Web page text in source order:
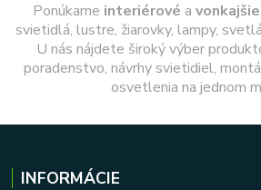
Ponúkame interiérové a vonkajšie
svietidlá, lustre, žiarovky, lampy,
U nás nájdete široký výber
poradenstvo, návrhy svietidiel,
osvetlenia na jednom
INFORMÁCIE